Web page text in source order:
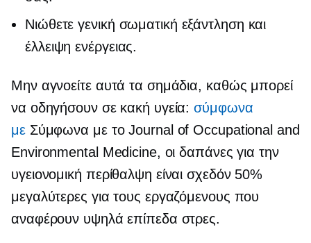
Νιώθετε γενική σωματική εξάντληση και
έλλειψη ενέργειας.
Μην αγνοείτε αυτά τα σημάδια, καθώς μπορεί
να οδηγήσουν σε κακή υγεία:σύμφωνα
μεΣύμφωνα με το Journal of Occupational and
Environmental Medicine, οι δαπάνες για την
υγειονομική περίθαλψη είναι σχεδόν 50%
μεγαλύτερες για τους εργαζόμενους που
αναφέρουν υψηλά επίπεδα στρες.